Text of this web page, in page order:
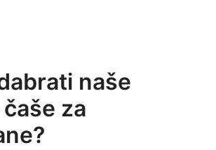
naše
za